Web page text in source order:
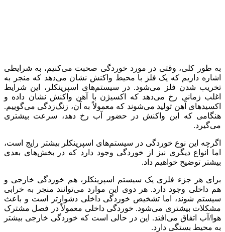
به طور کلی، وقتی در مورد خوردگی صحبت می‌کنیم، به شرایطی
اشاره داریم که یک فلز با محیط واکنش نشان می‌دهد که منجر به
تخریب شدن فلز می‌شود. در سیستم‌های اسپرینکلر، این شرایط
اغلب زمانی رخ می‌دهد که اکسیژن با آهن واکنش نشان داده و
اکسیدهای آهن تولید می‌شوند که معمولاً به آن، زنگ‌زدگی می‌گوییم.
هنگامی که این واکنش در حضور آب رخ دهد، سرعت بیشتری
می‌گیرد.
اگرچه این نوع خوردگی در سیستم‌های اسپرینکلر بیشتر رایج است،
اما انواع دیگری نیز از خوردگی وجود دارد که در بخش‌های بعدی
بیشتر توضیح خواهیم داد.
برای هر جزء فلزی یک سیستم اسپرینکلر، هم خوردگی خارجی و
هم داخلی وجود دارد. هر دوی این موارد می‌توانند منجر به خرابی
سیستم شوند، اما تشخیص خوردگی داخلی دشوارتر است و باعث
مشکلات بیشتری می‌شود. خوردگی داخلی معمولاً در فصل مشترک
هوا/آب اتفاق می‌افتد. این در حالی است که خوردگی خارجی بیشتر
به محیط بستگی دارد.